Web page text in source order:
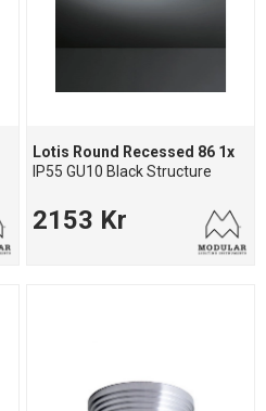
Lotis Round Recessed 86 1x
IP55 GU10 Black Structure
2153 Kr